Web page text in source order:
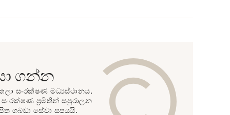
ගන්න
සංරක්ෂණ මධ්‍යස්ථානය,
ප්‍රමිතීන් සපුරාලන
ගබඩා සේවා සපයයි.